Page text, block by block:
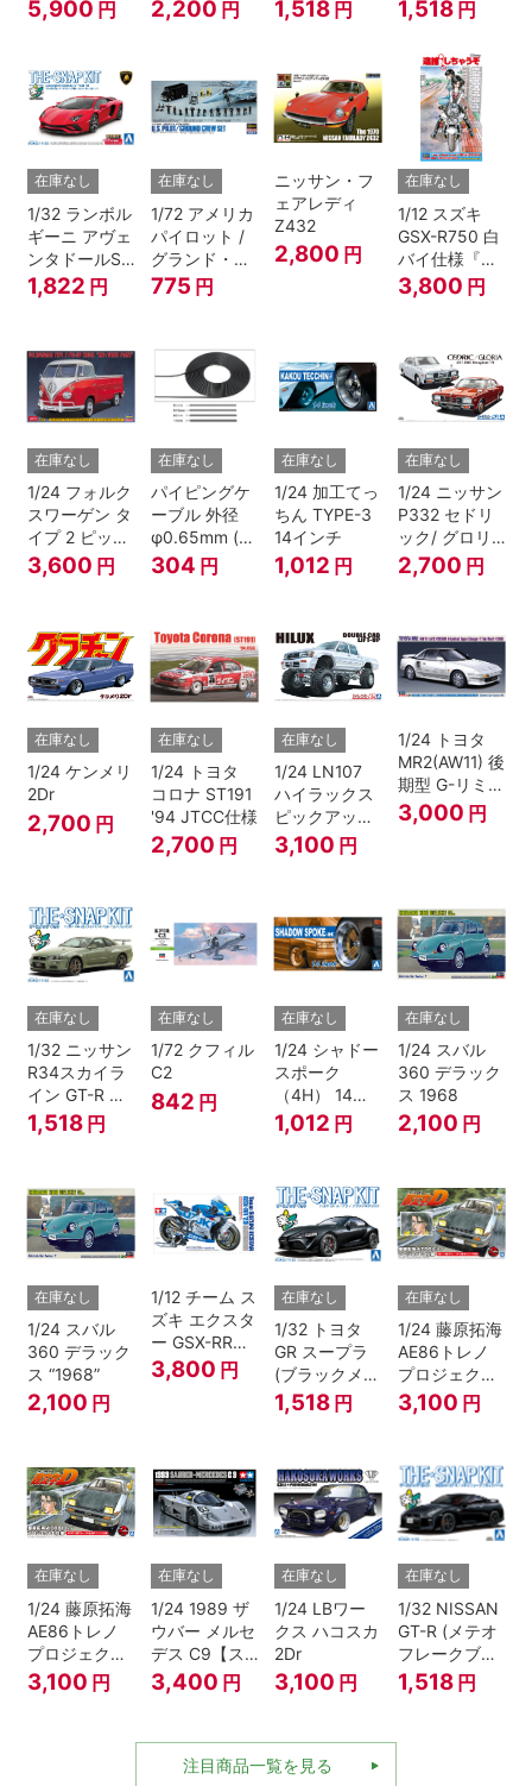
5,900 円 2,200 円 1,518 円 1,518 円
在庫なし
1/32 ランボル
ギーニ アヴェ
ンタドールS
パールレッド
1,822 円
在庫なし
1/72 アメリカ
パイロット /
グランド・ク
ルーセット
775 円
ニッサン・フ
ェアレディ
Z432
2,800 円
在庫なし
1/12 スズキ
GSX-R750 白
バイ仕様『逮
捕しちゃう
ぞ』
3,800 円
在庫なし
1/24 フォルク
スワーゲン タ
イプ 2 ピック
アップ トラッ
ク レッド/ホ
ト
3,600 円
在庫なし
パイピングケ
ーブル 外径
φ0.65mm (ブ
ラック)
304 円
在庫なし
1/24 加工てっ
ちん TYPE-3
14インチ
1,012 円
在庫なし
1/24 ニッサン
P332 セドリ
ック/ グロリ
ア 4HT280E
ブロアム '78
2,700 円
在庫なし
1/24 ケンメリ
2Dr
2,700 円
在庫なし
1/24 トヨタ
コロナ ST191
'94 JTCC仕様
2,700 円
在庫なし
1/24 LN107
ハイラックス
ピックアップ
ダブルキャブ
リフトアップ
3,100 円
1/24 トヨタ
MR2(AW11) 後
期型 G-リミテ
ッド スーパー
チャージャー
3,000 円
在庫なし
1/32 ニッサン
R34スカイラ
イン GT-R ニ
ュル(ミレニア
ムジェイド)
1,518 円
在庫なし
1/72 クフィル
C2
842 円
在庫なし
1/24 シャドー
スポーク
（4H） 14イ
ンチ
1,012 円
在庫なし
1/24 スバル
360 デラック
ス 1968
2,100 円
在庫なし
1/24 スバル
360 デラック
ス “1968”
2,100 円
1/12 チーム ス
ズキ エクスタ
ー GSX-RR
'20
3,800 円
在庫なし
1/32 トヨタ
GR スープラ
(ブラックメタ
リック)
1,518 円
在庫なし
1/24 藤原拓海
AE86トレノ
プロジェクト
D仕様『頭文
字D』
3,100 円
在庫なし
1/24 藤原拓海
AE86トレノ
プロジェクト
D仕様『頭文
字D』
3,100 円
在庫なし
1/24 1989 ザ
ウバー メルセ
デス C9【ス
ケール特別販
売商品】
3,400 円
在庫なし
1/24 LBワー
クス ハコスカ
2Dr
3,100 円
在庫なし
1/32 NISSAN
GT-R (メテオ
フレークブラ
ックパール)
1,518 円
注目商品一覧を見る